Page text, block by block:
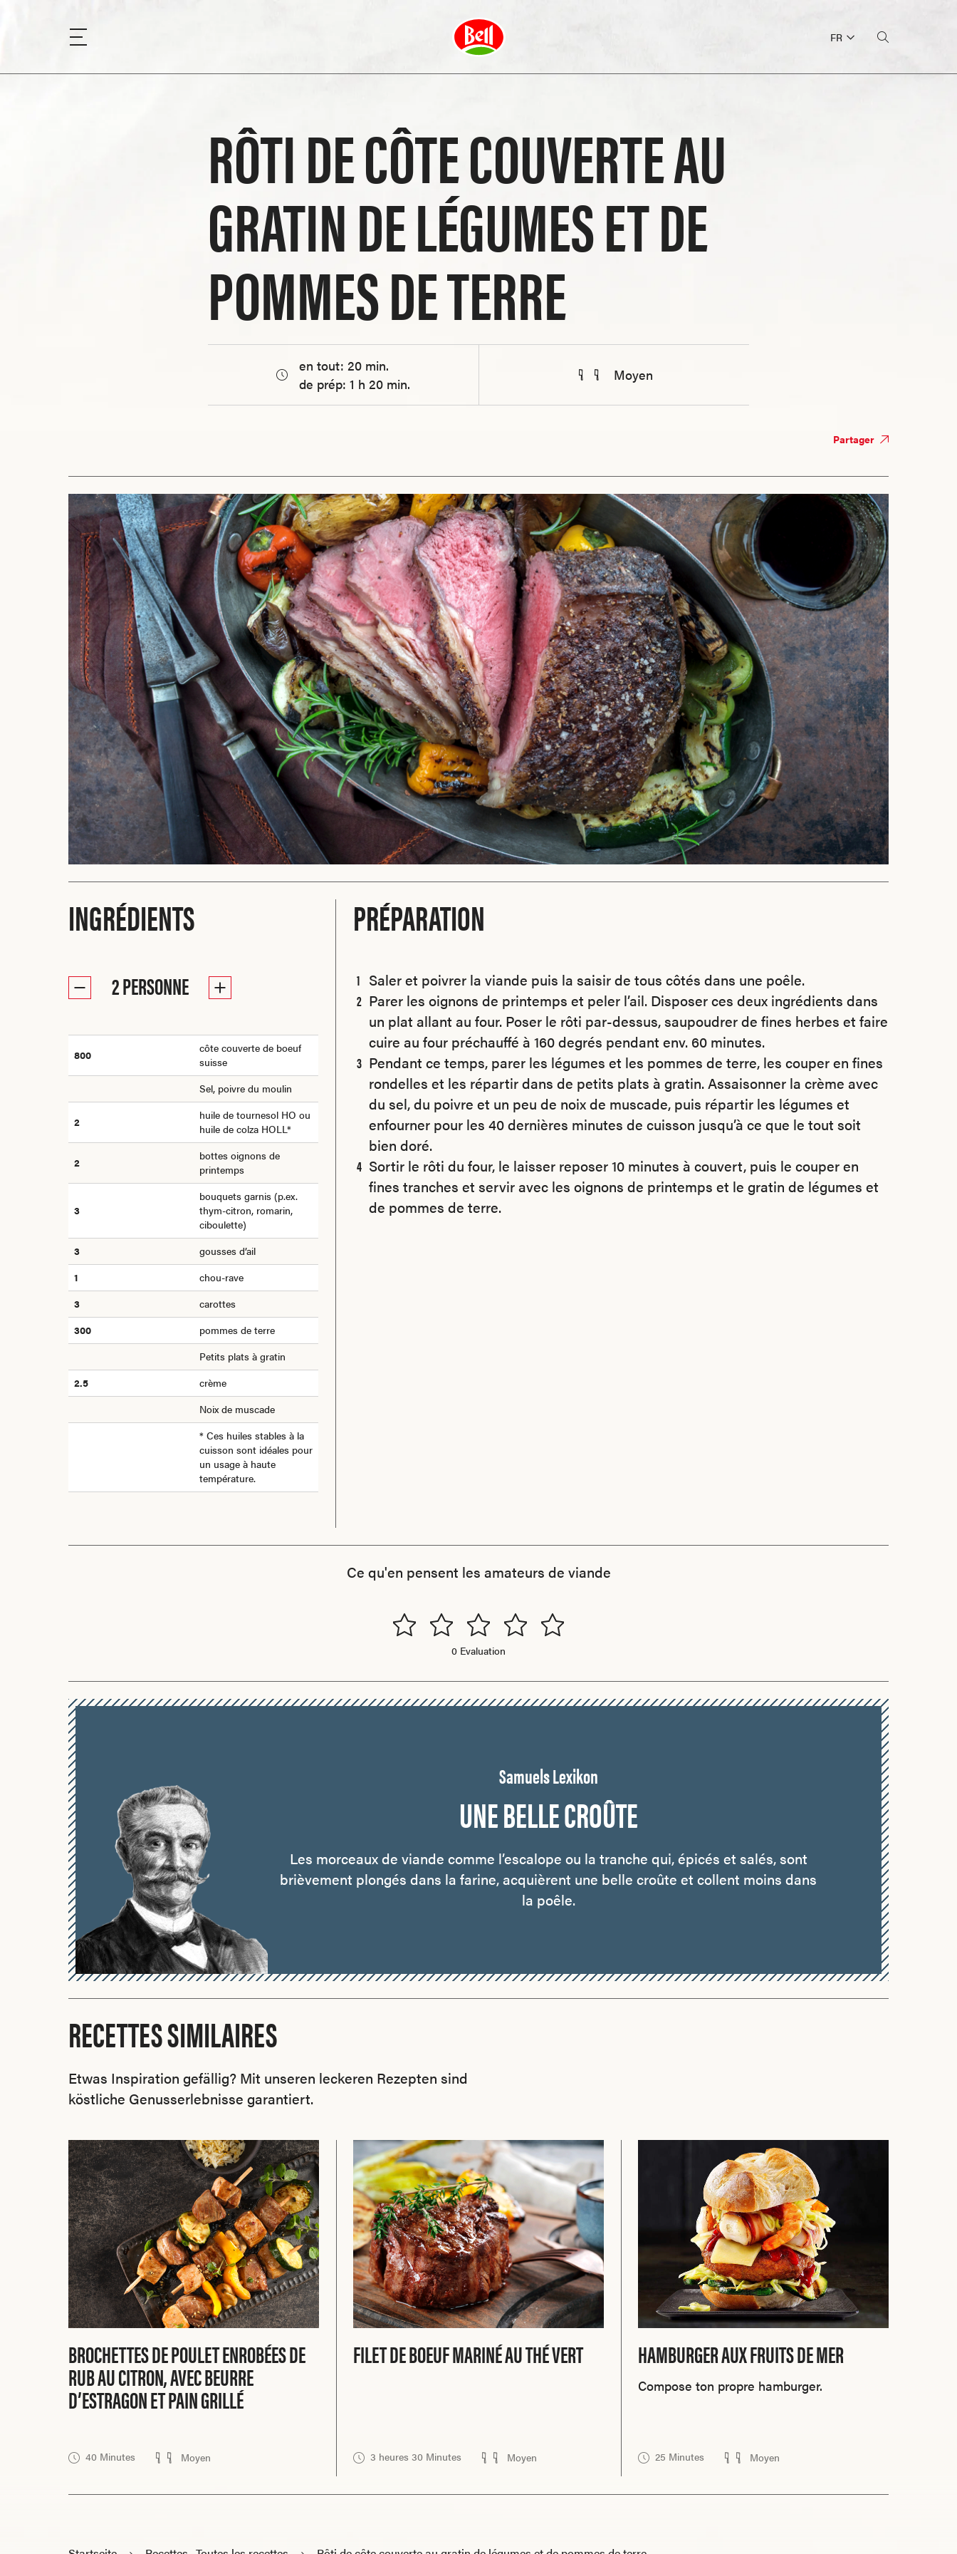
FR
RÔTI DE CÔTE COUVERTE AU
GRATIN DE LÉGUMES ET DE
POMMES DE TERRE
en tout: 20 min.
de prép: 1 h 20 min.
Moyen
Partager
INGRÉDIENTS
2PERSONNE
800
côte couverte de boeuf
suisse
Sel, poivre du moulin
2
huile de tournesol HO ou
huile de colza HOLL*
2
bottes oignons de
printemps
3
bouquets garnis (p.ex.
thym-citron, romarin,
ciboulette)
3
gousses d’ail
1
chou-rave
3
carottes
300
pommes de terre
Petits plats à gratin
2.5
crème
Noix de muscade
* Ces huiles stables à la
cuisson sont idéales pour
un usage à haute
température.
PRÉPARATION
Saler et poivrer la viande puis la saisir de tous côtés dans une poêle.
Parer les oignons de printemps et peler l’ail. Disposer ces deux ingrédients dans
un plat allant au four. Poser le rôti par-dessus, saupoudrer de fines herbes et faire
cuire au four préchauffé à 160 degrés pendant env. 60 minutes.
Pendant ce temps, parer les légumes et les pommes de terre, les couper en fines
rondelles et les répartir dans de petits plats à gratin. Assaisonner la crème avec
du sel, du poivre et un peu de noix de muscade, puis répartir les légumes et
enfourner pour les 40 dernières minutes de cuisson jusqu’à ce que le tout soit
bien doré.
Sortir le rôti du four, le laisser reposer 10 minutes à couvert, puis le couper en
fines tranches et servir avec les oignons de printemps et le gratin de légumes et
de pommes de terre.
Ce qu'en pensent les amateurs de viande
0 Evaluation
Samuels Lexikon
UNE BELLE CROÛTE
Les morceaux de viande comme l’escalope ou la tranche qui, épicés et salés, sont
brièvement plongés dans la farine, acquièrent une belle croûte et collent moins dans
la poêle.
RECETTES SIMILAIRES
Etwas Inspiration gefällig? Mit unseren leckeren Rezepten sind
köstliche Genusserlebnisse garantiert.
BROCHETTES DE POULET ENROBÉES DE
RUB AU CITRON, AVEC BEURRE
D’ESTRAGON ET PAIN GRILLÉ
40 Minutes Moyen
FILET DE BOEUF MARINÉ AU THÉ VERT
3 heures 30 Minutes Moyen
HAMBURGER AUX FRUITS DE MER
Compose ton propre hamburger.
25 Minutes Moyen